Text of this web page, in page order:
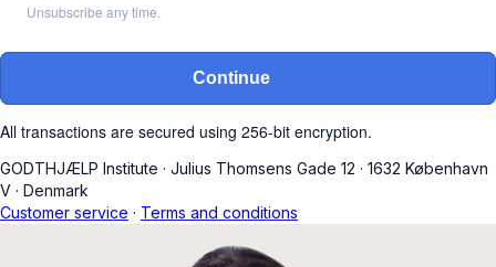
Unsubscribe any time.
Continue
All transactions are secured using 256-bit encryption.
GODTHJÆLP Institute · Julius Thomsens Gade 12 · 1632 København
V · Denmark
Customer service · Terms and conditions